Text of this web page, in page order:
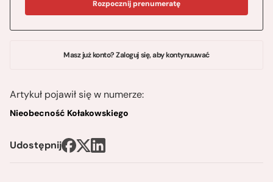
Rozpocznij prenumeratę
Masz już konto? Zaloguj się, aby kontynuuwać
Artykuł pojawił się w numerze:
Nieobecność Kołakowskiego
Udostępnij